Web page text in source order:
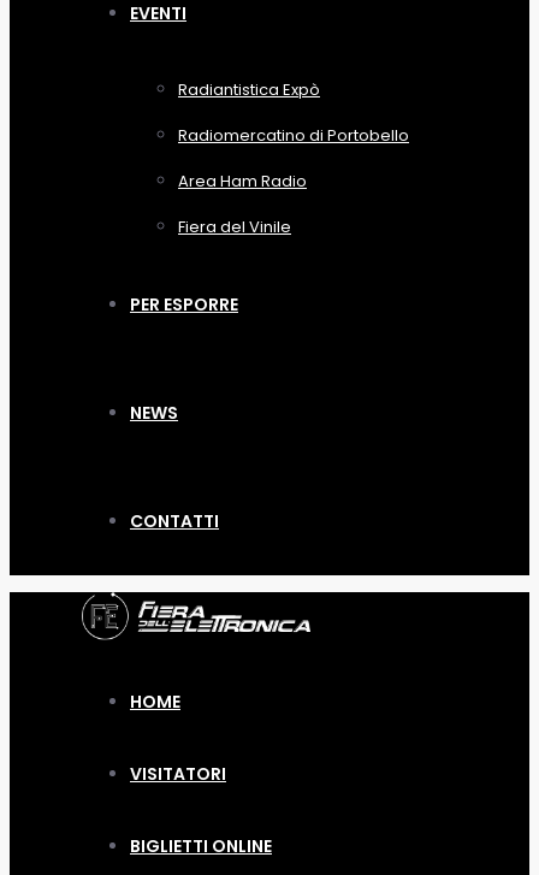
EVENTI
Radiantistica Expò
Radiomercatino di Portobello
Area Ham Radio
Fiera del Vinile
PER ESPORRE
NEWS
CONTATTI
HOME
VISITATORI
BIGLIETTI ONLINE